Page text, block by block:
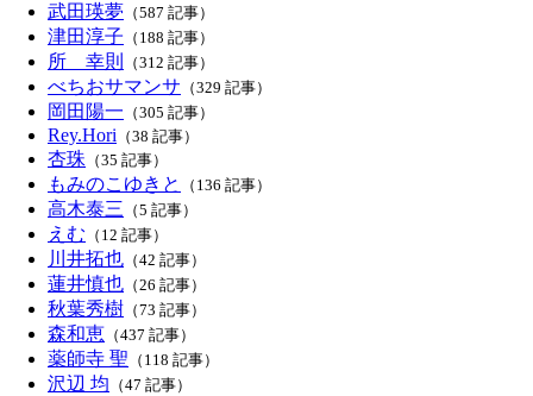
武田瑛夢 （587 記事）
津田淳子 （188 記事）
所 幸則 （312 記事）
べちおサマンサ （329 記事）
岡田陽一 （305 記事）
Rey.Hori （38 記事）
杏珠 （35 記事）
もみのこゆきと （136 記事）
高木泰三 （5 記事）
えむ （12 記事）
川井拓也 （42 記事）
蓮井慎也 （26 記事）
秋葉秀樹 （73 記事）
森和恵 （437 記事）
薬師寺 聖 （118 記事）
沢辺 均 （47 記事）